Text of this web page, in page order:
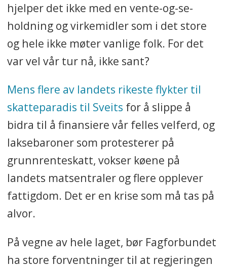
hjelper det ikke med en vente-og-se-
holdning og virkemidler som i det store
og hele ikke møter vanlige folk. For det
var vel vår tur nå, ikke sant?
Mens flere av landets rikeste flykter til
skatteparadis til Sveits for å slippe å
bidra til å finansiere vår felles velferd, og
laksebaroner som protesterer på
grunnrenteskatt, vokser køene på
landets matsentraler og flere opplever
fattigdom. Det er en krise som må tas på
alvor.
På vegne av hele laget, bør Fagforbundet
ha store forventninger til at regjeringen